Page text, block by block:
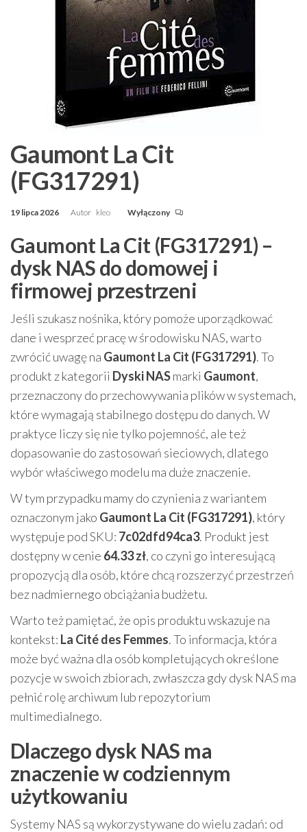
Gaumont La Cit
(FG317291)
19 lipca 2026 Autor kleo Wyłączony
Gaumont La Cit (FG317291) –
dysk NAS do domowej i
firmowej przestrzeni
Jeśli szukasz nośnika, który pomoże uporządkować
dane i wesprzeć pracę w środowisku NAS, warto
zwrócić uwagę na Gaumont La Cit (FG317291). To
produkt z kategorii Dyski NASmarki Gaumont,
przeznaczony do przechowywania plików w systemach,
które wymagają stabilnego dostępu do danych. W
praktyce liczy się nie tylko pojemność, ale też
dopasowanie do zastosowań sieciowych, dlatego
wybór właściwego modelu ma duże znaczenie.
W tym przypadku mamy do czynienia z wariantem
oznaczonym jako Gaumont La Cit (FG317291), który
występuje pod SKU: 7c02dfd94ca3. Produkt jest
dostępny w cenie 64.33 zł, co czyni go interesującą
propozycją dla osób, które chcą rozszerzyć przestrzeń
bez nadmiernego obciążania budżetu.
Warto też pamiętać, że opis produktu wskazuje na
kontekst: La Cité des Femmes. To informacja, która
może być ważna dla osób kompletujących określone
pozycje w swoich zbiorach, zwłaszcza gdy dysk NAS ma
pełnić rolę archiwum lub repozytorium
multimedialnego.
Dlaczego dysk NAS ma
znaczenie w codziennym
użytkowaniu
Systemy NAS są wykorzystywane do wielu zadań: od